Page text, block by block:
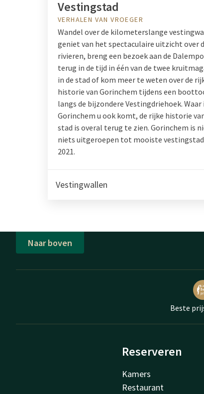
Vestingstad
VERHALEN VAN VROEGER
Wandel over de kilometerslange
geniet van het spectaculaire uitzicht over
rivieren, breng een bezoek aan de
terug in de tijd in één van de twee
in de stad of kom meer te weten over de
historie van Gorinchem tijdens een
langs de bijzondere Vestingdriehoek. Waar
Gorinchem u ook komt, de rijke historie
stad is overal terug te zien. Gorinchem is
niets uitgeroepen tot mooiste vestingstad
2021.
Vestingwallen
Naar boven
Beste
Reserveren
Kamers
Restaurant